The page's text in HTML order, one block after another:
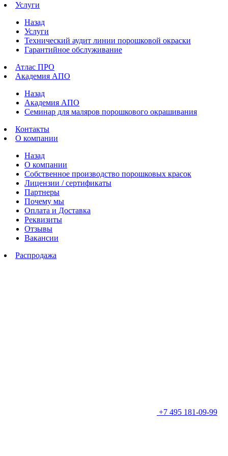
Услуги
Назад
Услуги
Технический аудит линии порошковой окраски
Гарантийное обслуживание
Атлас ПРО
Академия АПО
Назад
Академия АПО
Семинар для маляров порошкового окрашивания
Контакты
О компании
Назад
О компании
Собственное производство порошковых красок
Лицензии / сертификаты
Партнеры
Почему мы
Оплата и Доставка
Реквизиты
Отзывы
Вакансии
Распродажа
+7 495 181-09-99